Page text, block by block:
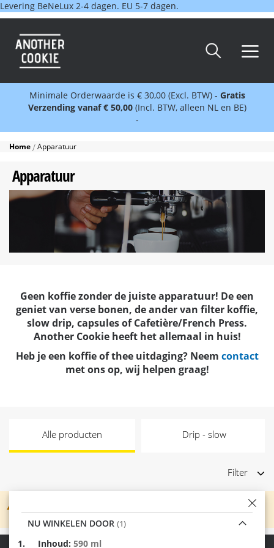
Levering BeNeLux 2-4 dagen. EU 5-7 dagen.
Minimale Orderwaarde is € 30,00 (Excl. BTW) - Gratis
Verzending vanaf € 50,00 (Incl. BTW, alleen NL en BE)
-
Home Apparatuur
Apparatuur
Geen koffie zonder de juisteapparatuur! De een
geniet van verse bonen, de ander van filter koffie,
slow drip, capsulesofCafetière/French Press.
Another Cookie heeft het allemaal in huis!
Heb je een koffie of thee uitdaging? Neem contact
met ons op, wij helpen graag!
Alle producten Drip - slow
Filter
NU WINKELEN DOOR
Inhoud 590 ml
Verwijder
met de selectie.